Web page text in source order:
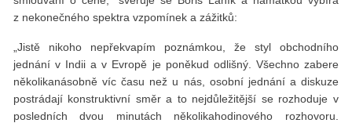
z nekonečného spektra vzpomínek a zážitků:
„Jistě nikoho nepřekvapím poznámkou, že styl obchodního
jednání v Indii a v Evropě je poněkud odlišný. Všechno zabere
několikanásobně víc času než u nás, osobní jednání a diskuze
postrádají konstruktivní směr a to nejdůležitější se rozhoduje v
posledních dvou minutách několikahodinového rozhovoru.